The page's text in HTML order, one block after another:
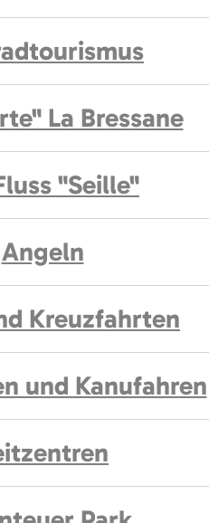
La Bressane
"Seille"
Angeln
Kreuzfahrten
und Kanufahren